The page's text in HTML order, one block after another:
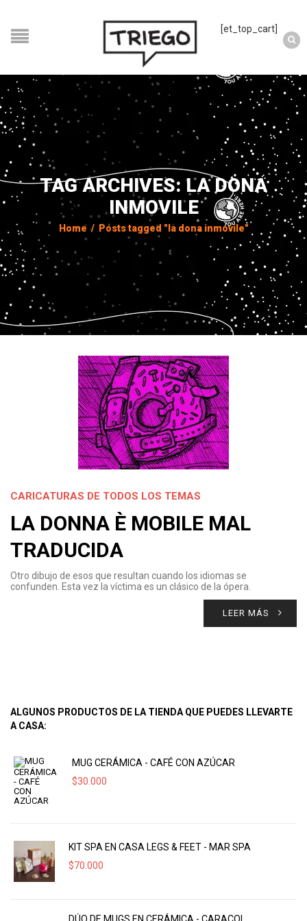
[et_top_cart]
TAG ARCHIVES: LA DONA
INMOVILE
Home / Posts tagged "la dona inmovile"
CARICATURAS DE TODOS LOS TEMAS
LA DONNA È MOBILE MAL
TRADUCIDA
Otro dibujo de esos que resultan cuando los idiomas se
confunden. Esta vez la víctima es un clásico de la ópera.
LEER MÁS
ALGUNOS PRODUCTOS DE LA TIENDA QUE PUEDES LLEVARTE
A CASA:
MUG CERÁMICA - CAFÉ CON AZÚCAR
$30.000
KIT SPA EN CASA LEGS & FEET - MAR SPA
$70.000